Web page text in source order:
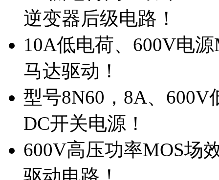
逆变器后级电路！
10A低电荷、600V电
马达驱动！
型号8N60，8A、
DC开关电源！
600V高压功率MOS场